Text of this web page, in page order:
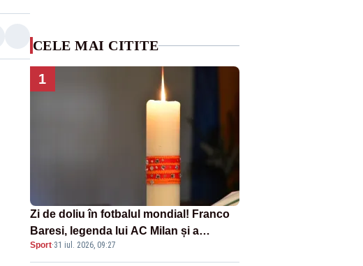
CELE MAI CITITE
1
Zi de doliu în fotbalul mondial! Franco
Baresi, legenda lui AC Milan și a
naționalei Italiei, a murit
Sport·31 iul. 2026, 09:27